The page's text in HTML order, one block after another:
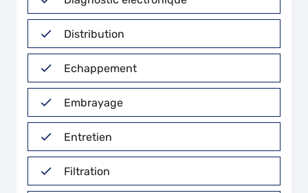
Distribution
Echappement
Embrayage
Entretien
Filtration